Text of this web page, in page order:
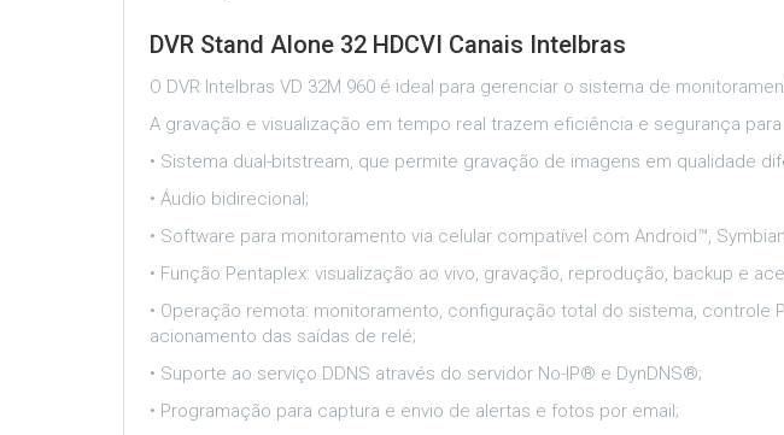
DVR Stand Alone 32 HDCVI Canais Intelbras
O DVR Intelbras VD 32M 960 é ideal para gerenciar o sistema de
A gravação e visualização em tempo real trazem eficiência e segurança
• Sistema dual-bitstream, que permite gravação de imagens em qualidade
• Áudio bidirecional;
• Software para monitoramento via celular compatível com Android™,
• Função Pentaplex: visualização ao vivo, gravação, reprodução, backup e
• Operação remota: monitoramento, configuração total do sistema,
acionamento das saídas de relé;
• Suporte ao serviço DDNS através do servidor No-IP® e DynDNS®;
• Programação para captura e envio de alertas e fotos por email;